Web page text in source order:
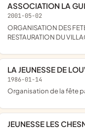
ASSOCIATION LA
2001-05-02
ORGANISATION DES FETES, ANIMATIONS, LOISIRS. TOUTES ACTIVITES DE PLEIN-AIR. REUNIR LES HABITANTS. ACTIONS DE
RESTAURATION DU
LA JEUNESSE DE
1986-01-14
organisation de la fête
JEUNESSE LES